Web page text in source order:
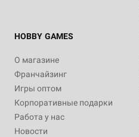
HOBBY GAMES
О магазине
Франчайзинг
Игры оптом
Корпоративные подарки
Работа у нас
Новости